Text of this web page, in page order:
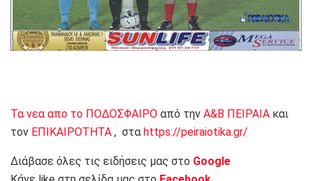
Τα νεα απο το ΠΟΔΟΣΦΑΙΡΟ από την Α&Β ΠΕΙΡΑΙΑ και
τον ΕΠΙΚΑΙΡΟΤΗΤΑ , στα https://peiraiotika.gr/
Διάβασε όλες τις ειδήσεις μας στο Google